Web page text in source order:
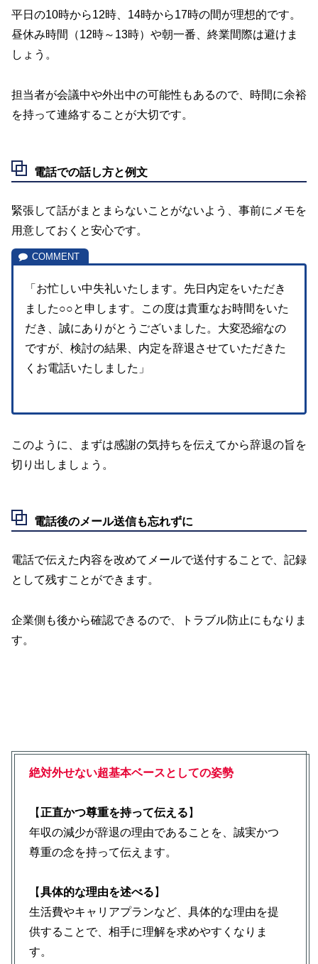
平日の10時から12時、14時から17時の間が理想的です。
昼休み時間（12時～13時）や朝一番、終業間際は避けま
しょう。
担当者が会議中や外出中の可能性もあるので、時間に余裕
を持って連絡することが大切です。
電話での話し方と例文
緊張して話がまとまらないことがないよう、事前にメモを
用意しておくと安心です。
「お忙しい中失礼いたします。先日内定をいただき
ました○○と申します。この度は貴重なお時間をいた
だき、誠にありがとうございました。大変恐縮なの
ですが、検討の結果、内定を辞退させていただきた
くお電話いたしました」
このように、まずは感謝の気持ちを伝えてから辞退の旨を
切り出しましょう。
電話後のメール送信も忘れずに
電話で伝えた内容を改めてメールで送付することで、記録
として残すことができます。
企業側も後から確認できるので、トラブル防止にもなりま
す。
絶対外せない超基本ベースとしての姿勢
【 正直かつ尊重を持って伝える 】
年収の減少が辞退の理由であることを、誠実かつ
尊重の念を持って伝えます。
【具体的な理由を述べる 】
生活費やキャリアプランなど、具体的な理由を提
供することで、相手に理解を求めやすくなりま
す。